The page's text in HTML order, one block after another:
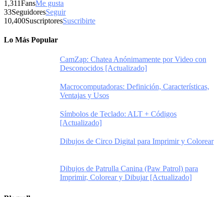
1,311FansMe gusta
33SeguidoresSeguir
10,400SuscriptoresSuscribirte
Lo Más Popular
CamZap: Chatea Anónimamente por Video con
Desconocidos [Actualizado]
Macrocomputadoras: Definición, Características,
Ventajas y Usos
Símbolos de Teclado: ALT + Códigos
[Actualizado]
Dibujos de Circo Digital para Imprimir y Colorear
Dibujos de Patrulla Canina (Paw Patrol) para
Imprimir, Colorear y Dibujar [Actualizado]